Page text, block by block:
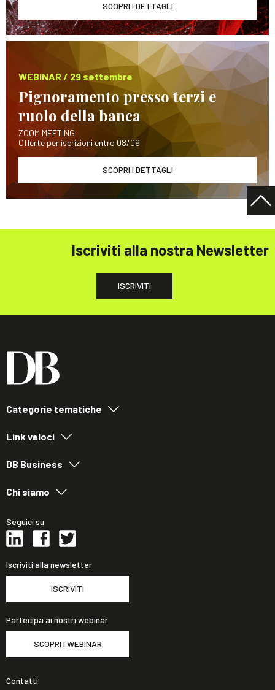
SCOPRI I DETTAGLI
WEBINAR / 29 settembre
Pignoramento presso terzi e
ruolo della banca
ZOOM MEETING
Offerte per iscrizioni entro 08/09
SCOPRI I DETTAGLI
Iscriviti alla nostra Newsletter
ISCRIVITI
Categorie tematiche
Link veloci
DB Business
Chi siamo
Seguici su
Iscriviti alla newsletter
ISCRIVITI
Partecipa ai nostri webinar
SCOPRI I WEBINAR
Contatti